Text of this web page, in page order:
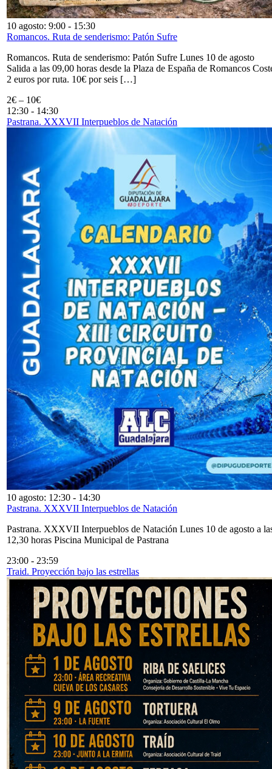
10 agosto: 9:00 - 15:30
Romancos. Ruta de senderismo: Patón Sufre
Romancos. Ruta de senderismo: Patón Sufre Lunes 10 de agosto
Salida a las 09,00 horas desde la Plaza de España de Romancos
2 euros por ruta. 10€ por seis […]
2€ – 10€
12:30 - 14:30
Pastrana. XXXVII Interpueblos de Natación
10 agosto: 12:30 - 14:30
Pastrana. XXXVII Interpueblos de Natación
Pastrana. XXXVII Interpueblos de Natación Lunes 10 de agosto a
12,30 horas Piscina Municipal de Pastrana
23:00 - 23:59
Traid. Proyección bajo las estrellas